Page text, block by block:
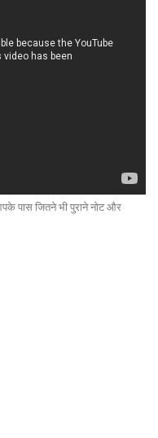
जितने भी पुराने नोट और